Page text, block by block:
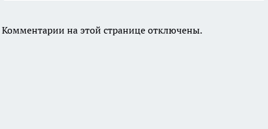
Комментарии на этой странице отключены.